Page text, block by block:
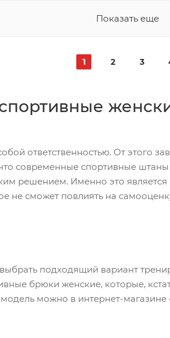
Показать еще
1 2 3
ответственностью. От этого
современные спортивные
решением. Именно это
не сможет повлиять на
подходящий вариант
брюки женские, которые,
можно в интернет-магазине